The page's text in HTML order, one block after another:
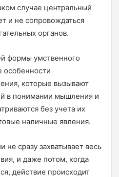
случае центральный
и не сопровождаться
органов.
формы умственного
особенности
которые вызывают
в понимании мышления и
без учета их
наличные явления.
не сразу захватывает весь
и даже потом, когда
действие происходит